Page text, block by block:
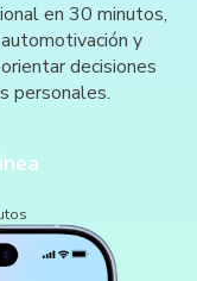
en 30 minutos,
y
decisiones
personales.